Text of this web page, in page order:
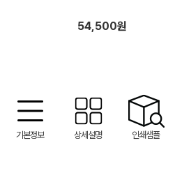
54,500원
기본정보 상세설명 인쇄샘플